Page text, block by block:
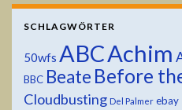
SCHLAGWÖRTER
50wfs ABCAchim
BBC Beate Before
Cloudbusting Del Palmer ebay